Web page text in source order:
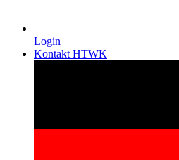
Login
Kontakt HTWK